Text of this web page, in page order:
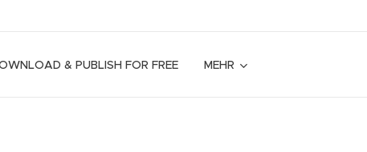
& PUBLISH FOR FREE MEHR